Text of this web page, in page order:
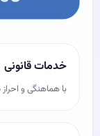
خدمات قانونی
با هماهنگی و